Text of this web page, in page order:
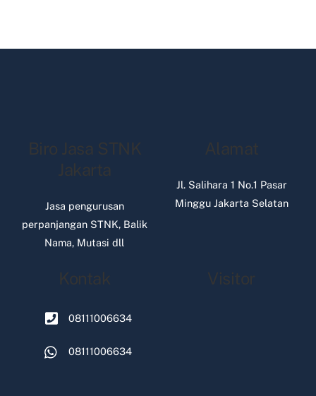
Biro Jasa STNK
Jakarta
Jasa pengurusan
perpanjangan STNK, Balik
Nama, Mutasi dll
Alamat
Jl. Salihara 1 No.1 Pasar
Minggu Jakarta Selatan
Kontak
08111006634
08111006634
Visitor